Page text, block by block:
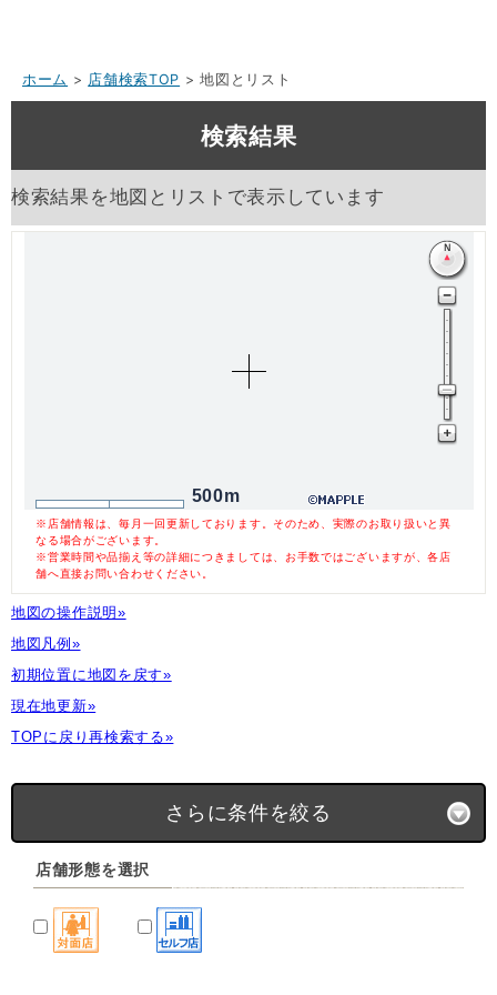
ホーム > 店舗検索TOP > 地図とリスト
検索結果
検索結果を地図とリストで表示しています
500m
※店舗情報は、毎月一回更新しております。そのため、実際のお取り扱いと異
なる場合がございます。
※営業時間や品揃え等の詳細につきましては、お手数ではございますが、各店
舗へ直接お問い合わせください。
地図の操作説明»
地図凡例»
初期位置に地図を戻す»
現在地更新»
TOPに戻り再検索する»
さらに条件を絞る
店舗形態を選択